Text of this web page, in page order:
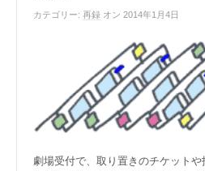
カテゴリー: 再録 オン 2014年1月4日
劇場受付で、取り置きのチケット